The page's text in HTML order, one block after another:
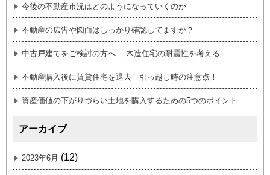
今後の不動産市況はどのようになっていくのか
不動産の広告や図面はしっかり確認してますか？
中古戸建てをご検討の方へ 木造住宅の耐震性を考える
不動産購入後に賃貸住宅を退去 引っ越し時の注意点！
資産価値の下がりづらい土地を購入するための5つのポイント
アーカイブ
2023年6月 (12)